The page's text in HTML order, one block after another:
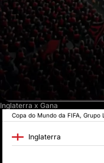
Inglaterra x Gana
Copa do Mundo da FIFA, Grupo L
Inglaterra